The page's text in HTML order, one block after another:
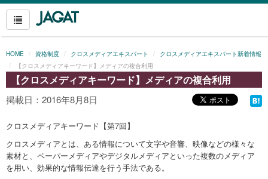
HOME 資格制度 クロスメディアエキスパート
クロスメディアエキスパート新着情報
【クロスメディアキーワード】メディアの複合利用
【クロスメディアキーワード】メディアの複合利用
掲載日：2016年8月8日
クロスメディアキーワード【第7回】
クロスメディアとは、ある情報について文字や音響、映像などの様々な
素材と、ペーパーメディアやデジタルメディアといった複数のメディア
を用い、効果的な情報伝達を行う手法である。